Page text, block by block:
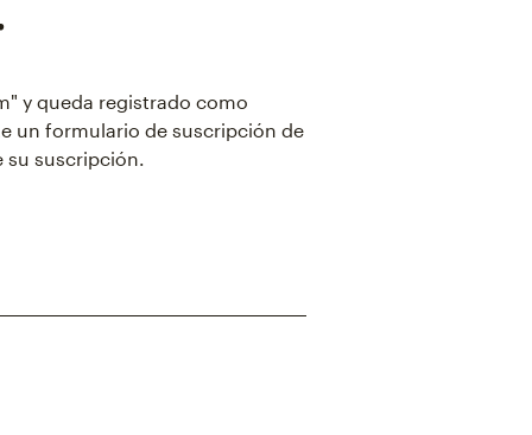
y queda registrado como
un formulario de suscripción de
su suscripción.